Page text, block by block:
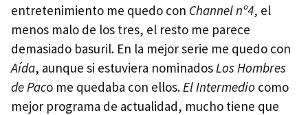
entretenimiento me quedo con Channel nº4, el
menos malo de los tres, el resto me parece
demasiado basuril. En la mejor serie me quedo con
Aída, aunque si estuviera nominadosLos Hombres
de Paco me quedaba con ellos.El Intermedio como
mejor programa de actualidad, mucho tiene que